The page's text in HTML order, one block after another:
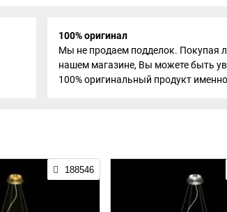
100% оригинал
Мы не продаем подделок. Покупая
нашем магазине, Вы можете быть
100% оригинальный продукт
188546